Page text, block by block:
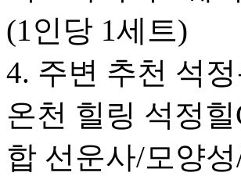
(1인당 1세트)
4. 주변 추천 석
온천 힐링 석정
합 선운사/모양